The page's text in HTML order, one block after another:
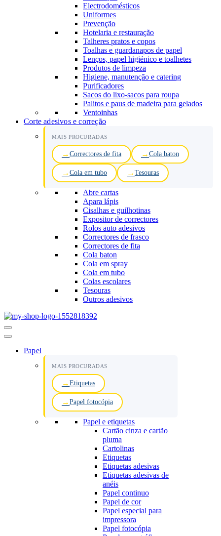
Electrodomésticos
Uniformes
Prevenção
Hotelaria e restauração
Talheres pratos e copos
Toalhas e guardanapos de papel
Lenços, papel higiénico e toalhetes
Produtos de limpeza
Higiene, manutenção e catering
Purificadores
Sacos do lixo-sacos para roupa
Palitos e paus de madeira para gelados
Ventoinhas
Corte adesivos e correção
MAIS PROCURADAS
Correctores de fita Cola baton
Cola em tubo Tesouras
Abre cartas
Apara lápis
Cisalhas e guilhotinas
Expositor de correctores
Rolos auto adesivos
Correctores de frasco
Correctores de fita
Cola baton
Cola em spray
Cola em tubo
Colas escolares
Tesouras
Outros adesivos
Menu
de
Papel
MAIS PROCURADAS
Etiquetas
Papel fotocópia
Papel e etiquetas
Cartão cinza e cartão
pluma
Cartolinas
Etiquetas
Etiquetas adesivas
Etiquetas adesivas de
anéis
Papel continuo
Papel de cor
Papel especial para
impressora
Papel fotocópia